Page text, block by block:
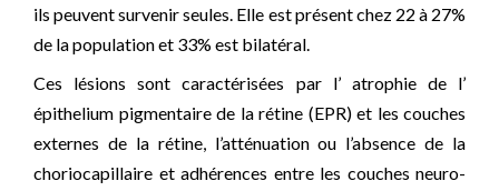
ils peuvent survenir seules. Elle est présent chez 22 à 27%
de la population et 33% est bilatéral.
Ces lésions sont caractérisées par l’ atrophie de l’
épithelium pigmentaire de la rétine (EPR) et les couches
externes de la rétine, l’atténuation ou l’absence de la
choriocapillaire et adhérences entre les couches neuro-